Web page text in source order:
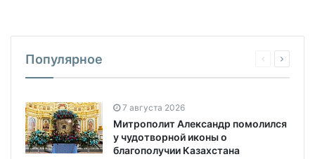
Популярное
7 августа 2026
Митрополит Александр помолился
у чудотворной иконы о
благополучии Казахстана